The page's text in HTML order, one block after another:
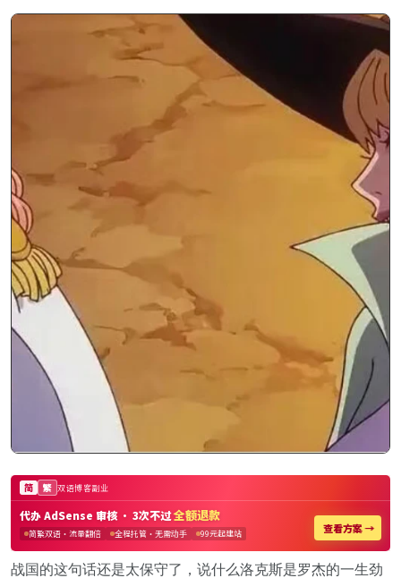
战国的这句话还是太保守了，说什么洛克斯是罗杰的一生劲